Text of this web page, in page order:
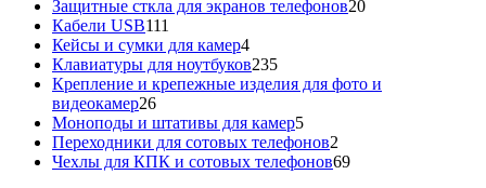
Защитные сткла для экранов телефонов2020
Кабели USB111
товаров
Кейсы и сумки для камер44
товара
Клавиатуры для ноутбуков235235
товаров
Крепление и крепежные изделия для фото и
видеокамер2626
товаров
Моноподы и штативы для камер55
товаров
Переходники для сотовых телефонов2
товара
Чехлы для КПК и сотовых телефонов6969